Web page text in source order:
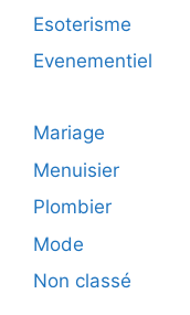
Esoterisme
Evenementiel
Mariage
Menuisier
Plombier
Mode
Non classé